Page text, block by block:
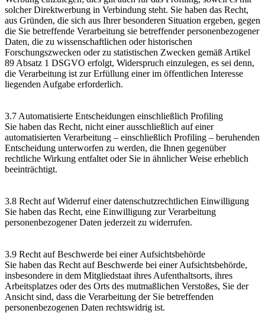
solcher Direktwerbung in Verbindung steht. Sie haben das Recht,
aus Gründen, die sich aus Ihrer besonderen Situation ergeben, gegen
die Sie betreffende Verarbeitung sie betreffender personenbezogener
Daten, die zu wissenschaftlichen oder historischen
Forschungszwecken oder zu statistischen Zwecken gemäß Artikel
89 Absatz 1 DSGVO erfolgt, Widerspruch einzulegen, es sei denn,
die Verarbeitung ist zur Erfüllung einer im öffentlichen Interesse
liegenden Aufgabe erforderlich.
3.7 Automatisierte Entscheidungen einschließlich Profiling
Sie haben das Recht, nicht einer ausschließlich auf einer
automatisierten Verarbeitung – einschließlich Profiling – beruhenden
Entscheidung unterworfen zu werden, die Ihnen gegenüber
rechtliche Wirkung entfaltet oder Sie in ähnlicher Weise erheblich
beeinträchtigt.
3.8 Recht auf Widerruf einer datenschutzrechtlichen Einwilligung
Sie haben das Recht, eine Einwilligung zur Verarbeitung
personenbezogener Daten jederzeit zu widerrufen.
3.9 Recht auf Beschwerde bei einer Aufsichtsbehörde
Sie haben das Recht auf Beschwerde bei einer Aufsichtsbehörde,
insbesondere in dem Mitgliedstaat ihres Aufenthaltsorts, ihres
Arbeitsplatzes oder des Orts des mutmaßlichen Verstoßes, Sie der
Ansicht sind, dass die Verarbeitung der Sie betreffenden
personenbezogenen Daten rechtswidrig ist.